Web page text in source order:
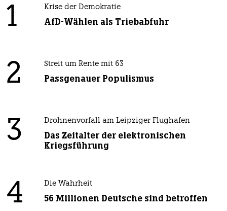
1 Krise der Demokratie
AfD-Wählen als Triebabfuhr
2 Streit um Rente mit 63
Passgenauer Populismus
3 Drohnenvorfall am Leipziger Flughafen
Das Zeitalter der elektronischen
Kriegsführung
4 Die Wahrheit
56 Millionen Deutsche sind betroffen